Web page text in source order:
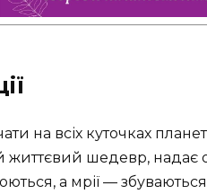
на всіх куточках
шедевр, надає
а мрії —